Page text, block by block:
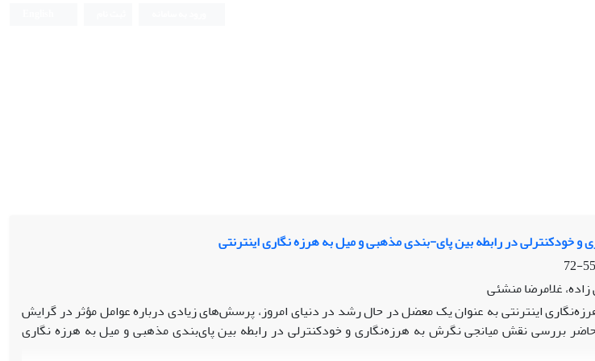
خودکنترلی در رابطه بین پای-بندی مذهبی و میل به هرزه نگاری اینترنتی
55-72
زاده، غلامرضا منشئی
اینترنتی به عنوان یک معضل در حال رشد در دنیای امروز، پرسش‌های زیادی درباره عوامل مؤثر در گرایش
بررسی نقش میانجی نگرش به هرزه‌نگاری و خودکنترلی در رابطه بین پای‌بندی مذهبی و میل به هرزه نگاری